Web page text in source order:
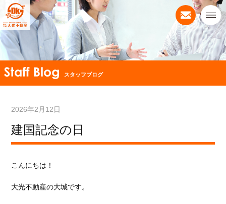
スタッフブログ
2026年2月12日
建国記念の日
こんにちは！
大光不動産の大城です。